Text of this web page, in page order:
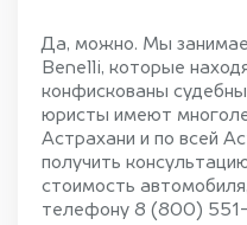
Да, можно. Мы
Benelli, которые
конфискованы
юристы имеют
Астрахани и по всей
получить
стоимость
телефону 8 (800) 551-